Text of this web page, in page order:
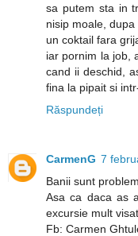
sa putem sta in
nisip moale,
un coktail fara
iar pornim la job,
cand ii deschid,
fina la pipait si
Răspundeți
CarmenG 7
Banii sunt
Asa ca daca as
excursie mult
Fb: Carmen